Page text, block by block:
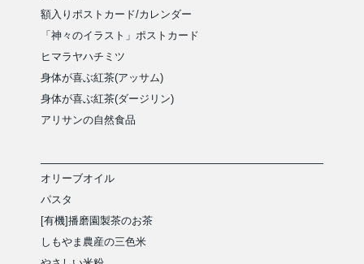
額入りポストカード/カレンダー
「神々のイラスト」ポストカード
ヒマラヤハチミツ
身体が喜ぶ紅茶(アッサム)
身体が喜ぶ紅茶(ダージリン)
アリサンの自然食品
オリーブオイル
パスタ
[有機]播磨園製茶のお茶
しもやま農産の三色米